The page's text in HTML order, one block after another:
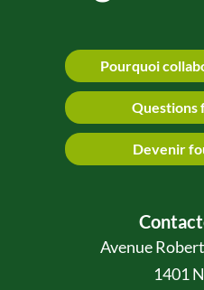
Pourquoi
Questions
Devenir
Avenue
1401